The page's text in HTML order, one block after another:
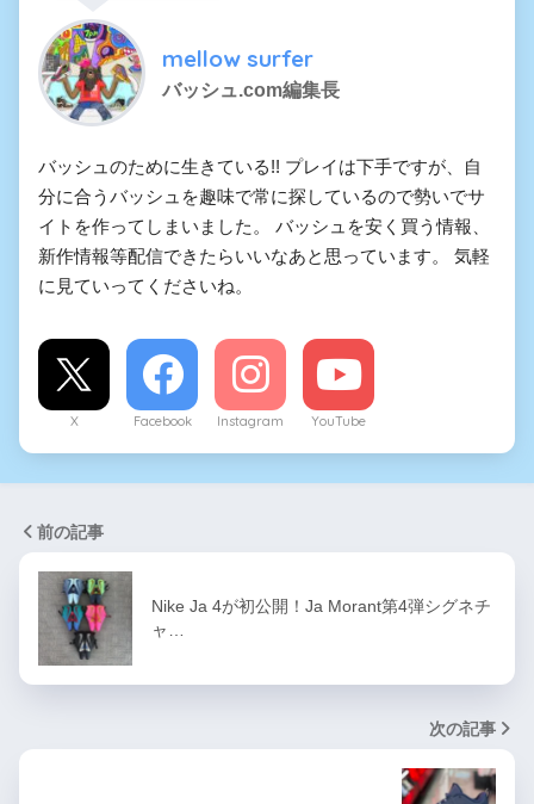
mellow surfer
バッシュ.com編集長
バッシュのために生きている!! プレイは下手ですが、自
分に合うバッシュを趣味で常に探しているので勢いでサ
イトを作ってしまいました。 バッシュを安く買う情報、
新作情報等配信できたらいいなあと思っています。 気軽
に見ていってくださいね。
X Facebook Instagram YouTube
前の記事
Nike Ja 4が初公開！Ja Morant第4弾シグネチ
ャ…
次の記事